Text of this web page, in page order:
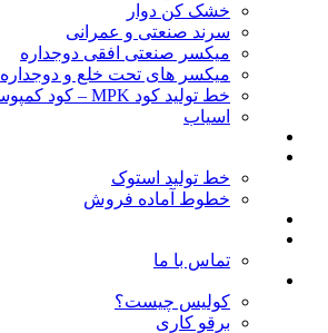
خشک کن دوار
سرند صنعتی و عمرانی
میکسر صنعتی افقی دوجداره
میکسر های تحت خلع و دوجداره
خط تولید کود MPK – کود کمپوست – اوره فسفات
اسیاب
خط تولید استوک
خطوط آماده فروش
تماس با ما
کولیس چیست؟
برقو کاری